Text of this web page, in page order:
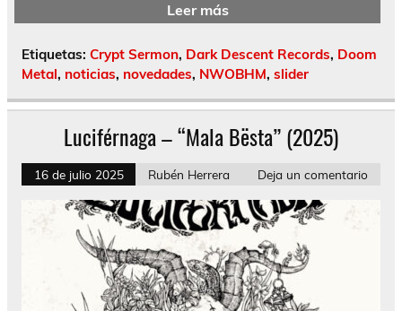
Leer más
Etiquetas: Crypt Sermon, Dark Descent Records, Doom
Metal, noticias, novedades, NWOBHM, slider
Luciférnaga – “Mala Bësta” (2025)
16 de julio 2025 Rubén Herrera Deja un comentario